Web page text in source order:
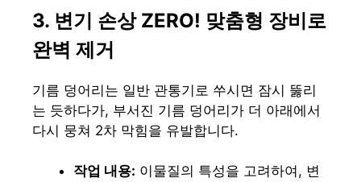
3. 변기 손상 ZERO! 맞춤형 장비로
완벽 제거
기름 덩어리는 일반 관통기로 쑤시면 잠시 뚫리
는 듯하다가, 부서진 기름 덩어리가 더 아래에서
다시 뭉쳐 2차 막힘을 유발합니다.
작업 내용: 이물질의 특성을 고려하여, 변